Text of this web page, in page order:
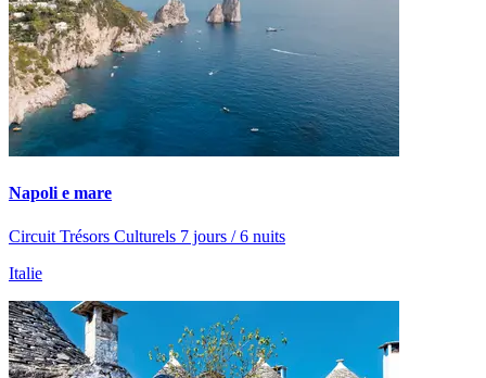
Napoli e mare
Circuit Trésors Culturels 7 jours / 6 nuits
Italie